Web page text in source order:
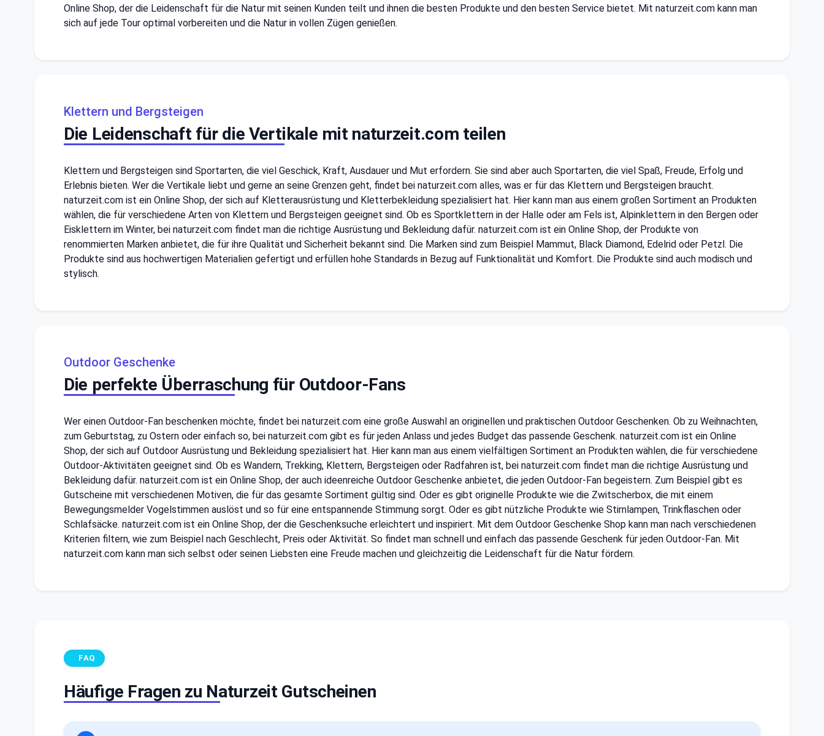
Online Shop, der die Leidenschaft für die Natur mit seinen Kunden teilt und ihnen die besten Produkte und den besten Service bietet. Mit naturzeit.com kann man
sich auf jede Tour optimal vorbereiten und die Natur in vollen Zügen genießen.
Klettern und Bergsteigen
Die Leidenschaft für die Vertikale mit naturzeit.com teilen
Klettern und Bergsteigen sind Sportarten, die viel Geschick, Kraft, Ausdauer und Mut erfordern. Sie sind aber auch Sportarten, die viel Spaß, Freude, Erfolg und
Erlebnis bieten. Wer die Vertikale liebt und gerne an seine Grenzen geht, findet bei naturzeit.com alles, was er für das Klettern und Bergsteigen braucht.
naturzeit.com ist ein Online Shop, der sich auf Kletterausrüstung und Kletterbekleidung spezialisiert hat. Hier kann man aus einem großen Sortiment an Produkten
wählen, die für verschiedene Arten von Klettern und Bergsteigen geeignet sind. Ob es Sportklettern in der Halle oder am Fels ist, Alpinklettern in den Bergen oder
Eisklettern im Winter, bei naturzeit.com findet man die richtige Ausrüstung und Bekleidung dafür. naturzeit.com ist ein Online Shop, der Produkte von
renommierten Marken anbietet, die für ihre Qualität und Sicherheit bekannt sind. Die Marken sind zum Beispiel Mammut, Black Diamond, Edelrid oder Petzl. Die
Produkte sind aus hochwertigen Materialien gefertigt und erfüllen hohe Standards in Bezug auf Funktionalität und Komfort. Die Produkte sind auch modisch und
stylisch.
Outdoor Geschenke
Die perfekte Überraschung für Outdoor-Fans
Wer einen Outdoor-Fan beschenken möchte, findet bei naturzeit.com eine große Auswahl an originellen und praktischen Outdoor Geschenken. Ob zu Weihnachten,
zum Geburtstag, zu Ostern oder einfach so, bei naturzeit.com gibt es für jeden Anlass und jedes Budget das passende Geschenk. naturzeit.com ist ein Online
Shop, der sich auf Outdoor Ausrüstung und Bekleidung spezialisiert hat. Hier kann man aus einem vielfältigen Sortiment an Produkten wählen, die für verschiedene
Outdoor-Aktivitäten geeignet sind. Ob es Wandern, Trekking, Klettern, Bergsteigen oder Radfahren ist, bei naturzeit.com findet man die richtige Ausrüstung und
Bekleidung dafür. naturzeit.com ist ein Online Shop, der auch ideenreiche Outdoor Geschenke anbietet, die jeden Outdoor-Fan begeistern. Zum Beispiel gibt es
Gutscheine mit verschiedenen Motiven, die für das gesamte Sortiment gültig sind. Oder es gibt originelle Produkte wie die Zwitscherbox, die mit einem
Bewegungsmelder Vogelstimmen auslöst und so für eine entspannende Stimmung sorgt. Oder es gibt nützliche Produkte wie Stirnlampen, Trinkflaschen oder
Schlafsäcke. naturzeit.com ist ein Online Shop, der die Geschenksuche erleichtert und inspiriert. Mit dem Outdoor Geschenke Shop kann man nach verschiedenen
Kriterien filtern, wie zum Beispiel nach Geschlecht, Preis oder Aktivität. So findet man schnell und einfach das passende Geschenk für jeden Outdoor-Fan. Mit
naturzeit.com kann man sich selbst oder seinen Liebsten eine Freude machen und gleichzeitig die Leidenschaft für die Natur fördern.
FAQ
Häufige Fragen zu Naturzeit Gutscheinen